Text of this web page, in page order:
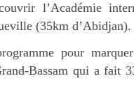
l’Académie
(35km d’Abidjan).
pour
Bassam qui a fait